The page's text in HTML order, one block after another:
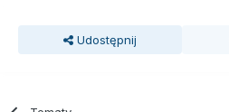
Udostępnij